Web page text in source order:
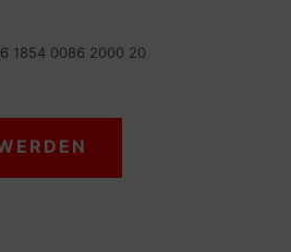
1854 0086 2000 20